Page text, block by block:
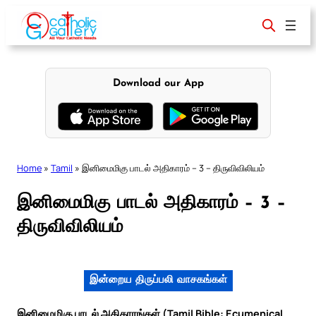
content
Download our App
Home » Tamil » இனிமைமிகு பாடல் அதிகாரம் – 3 – திருவிவிலியம்
இனிமைமிகு பாடல் அதிகாரம் – 3 –
திருவிவிலியம்
இன்றைய திருப்பலி வாசகங்கள்
இனிமைமிகு பாடல் அதிகாரங்கள் (Tamil Bible: Ecumenical